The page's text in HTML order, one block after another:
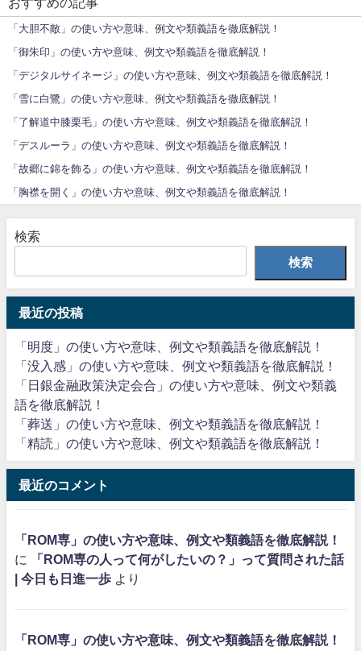
「大胆不敵」の使い方や意味、例文や類義語を徹底解説！
「御朱印」の使い方や意味、例文や類義語を徹底解説！
「デジタルサイネージ」の使い方や意味、例文や類義語を徹底解説！
「雪に白鷺」の使い方や意味、例文や類義語を徹底解説！
「了解道中膝栗毛」の使い方や意味、例文や類義語を徹底解説！
「デスルーラ」の使い方や意味、例文や類義語を徹底解説！
「故郷に錦を飾る」の使い方や意味、例文や類義語を徹底解説！
「胸襟を開く」の使い方や意味、例文や類義語を徹底解説！
検索
検索
最近の投稿
「明度」の使い方や意味、例文や類義語を徹底解説！
「没入感」の使い方や意味、例文や類義語を徹底解説！
「日銀金融政策決定会合」の使い方や意味、例文や類義
語を徹底解説！
「葬送」の使い方や意味、例文や類義語を徹底解説！
「精読」の使い方や意味、例文や類義語を徹底解説！
最近のコメント
「ROM専」の使い方や意味、例文や類義語を徹底解説！
に
「ROM専の人って何がしたいの？」って質問された話
| 今日も日進一歩 より
「ROM専」の使い方や意味、例文や類義語を徹底解説！